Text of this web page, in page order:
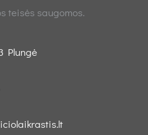
teisės saugomos.
Plungė